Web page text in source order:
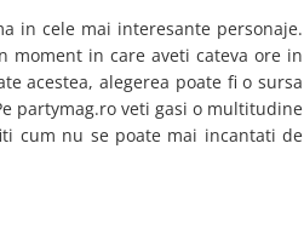
in cele mai interesante personaje.
moment in care aveti cateva ore in
acestea, alegerea poate fi o sursa
partymag.ro veti gasi o multitudine
cum nu se poate mai incantati de